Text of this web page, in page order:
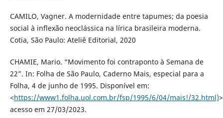
CAMILO, Vagner. A modernidade entre tapumes; da poesia
social à inflexão neoclássica na lírica brasileira moderna.
Cotia, São Paulo: Ateliê Editorial, 2020
CHAMIE, Mario. “Movimento foi contraponto à Semana de
22”. In: Folha de São Paulo, Caderno Mais, especial para a
Folha, 4 de junho de 1995. Disponível em:
<https://www1.folha.uol.com.br/fsp/1995/6/04/mais!/32.html)
acesso em 27/03/2023.